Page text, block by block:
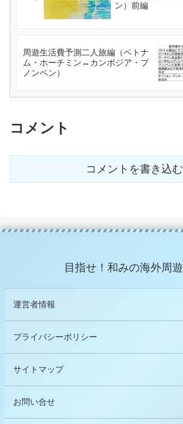
ン）前編
周遊生活費予測二人旅編（ベトナ
ム・ホーチミン↔カンボジア・プ
ノンペン）
コメント
コメントを書き込む
目指せ！和みの海外周
運営者情報
プライバシーポリシー
サイトマップ
お問い合せ